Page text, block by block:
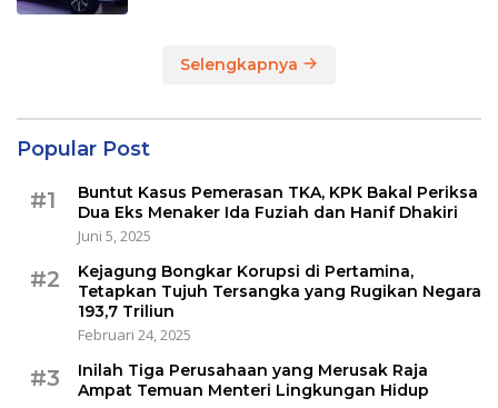
Selengkapnya
Popular Post
#1
Buntut Kasus Pemerasan TKA, KPK Bakal Periksa
Dua Eks Menaker Ida Fuziah dan Hanif Dhakiri
Juni 5, 2025
#2
Kejagung Bongkar Korupsi di Pertamina,
Tetapkan Tujuh Tersangka yang Rugikan Negara
193,7 Triliun
Februari 24, 2025
#3
Inilah Tiga Perusahaan yang Merusak Raja
Ampat Temuan Menteri Lingkungan Hidup